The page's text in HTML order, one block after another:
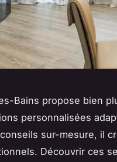
Bains propose bien
personnalisées
sur-mesure, il
Découvrir ces